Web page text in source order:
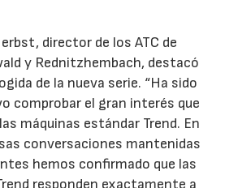
director de los ATC de
y Rednitzhembach, destacó
de la nueva serie. “Ha sido
comprobar el gran interés que
máquinas estándar Trend. En
conversaciones mantenidas
hemos confirmado que las
responden exactamente a